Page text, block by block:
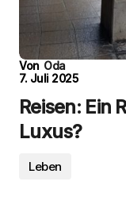
Von Oda
7. Juli 2025
Reisen: Ein
Luxus?
Leben